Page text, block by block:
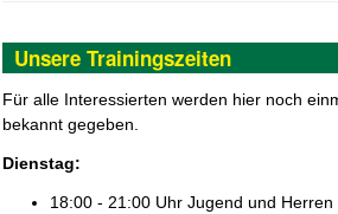
Unsere Trainingszeiten
Für alle Interessierten werden hier noch
bekannt gegeben.
Dienstag:
18:00 - 21:00 Uhr Jugend und Herren